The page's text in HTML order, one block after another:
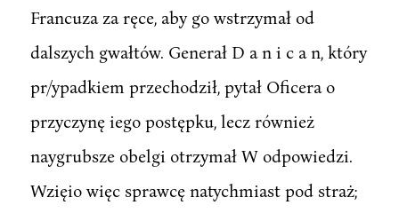
Francuza za ręce, aby go wstrzymał od
dalszych gwałtów. Generał D a n i c a n, który
pr/ypadkiem przechodził, pytał Oficera o
przyczynę iego postępku, lecz również
naygrubsze obelgi otrzymał W odpowiedzi.
Wzięio więc sprawcę natychmiast pod straż;